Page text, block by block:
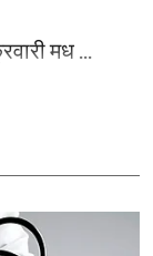
मध ...